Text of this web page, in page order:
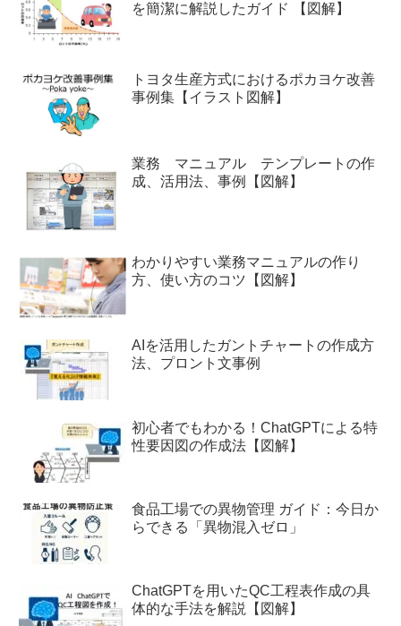
を簡潔に解説したガイド 【図解】
トヨタ生産方式におけるポカヨケ改善
事例集【イラスト図解】
業務 マニュアル テンプレートの作
成、活用法、事例【図解】
わかりやすい業務マニュアルの作り
方、使い方のコツ【図解】
AIを活用したガントチャートの作成方
法、プロント文事例
初心者でもわかる！ChatGPTによる特
性要因図の作成法【図解】
食品工場での異物管理 ガイド：今日か
らできる「異物混入ゼロ」
ChatGPTを用いたQC工程表作成の具
体的な手法を解説【図解】